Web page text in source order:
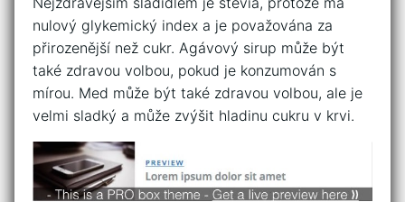
nulový glykemický index a je považována za
přirozenější než cukr. Agávový sirup může být
také zdravou volbou, pokud je konzumován s
mírou. Med může být také zdravou volbou, ale je
velmi sladký a může zvýšit hladinu cukru v krvi.